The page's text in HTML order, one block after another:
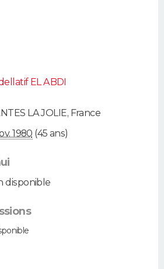
EL ABDI
LA JOLIE, France
1980 (45 ans)
disponible